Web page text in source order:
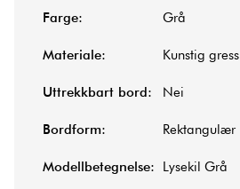
Farge: Grå
Materiale: Kunstig gress
Uttrekkbart bord: Nei
Bordform: Rektangulær
Modellbetegnelse: Lysekil Grå